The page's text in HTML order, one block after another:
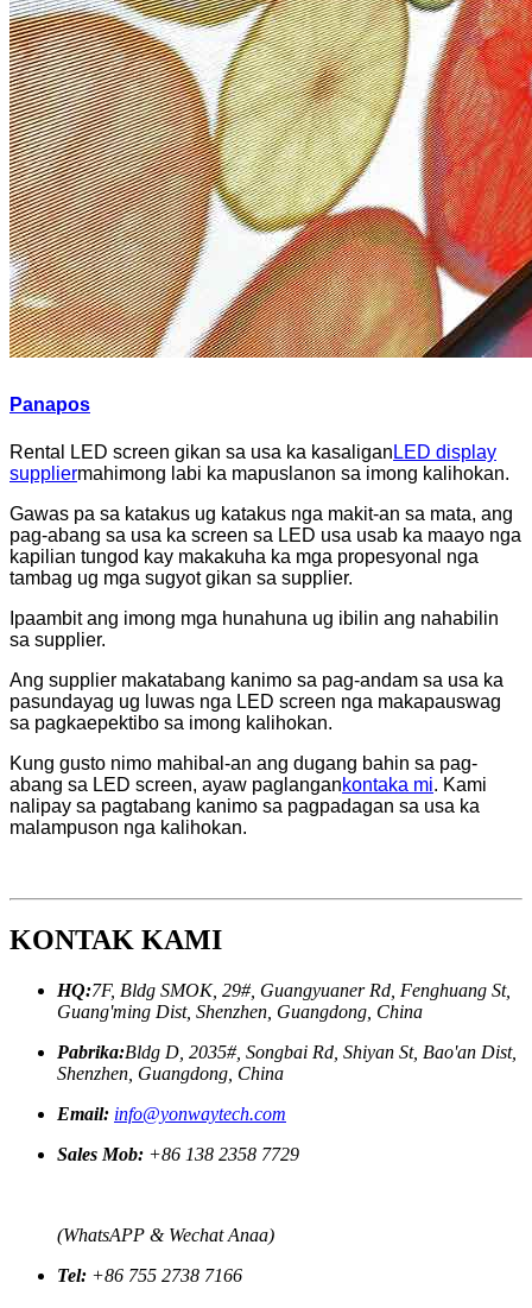
Panapos
Rental LED screen gikan sa usa ka kasaligan LED display
suppliermahimong labi ka mapuslanon sa imong kalihokan.
Gawas pa sa katakus ug katakus nga makit-an sa mata, ang
pag-abang sa usa ka screen sa LED usa usab ka maayo nga
kapilian tungod kay makakuha ka mga propesyonal nga
tambag ug mga sugyot gikan sa supplier.
Ipaambit ang imong mga hunahuna ug ibilin ang nahabilin
sa supplier.
Ang supplier makatabang kanimo sa pag-andam sa usa ka
pasundayag ug luwas nga LED screen nga makapauswag
sa pagkaepektibo sa imong kalihokan.
Kung gusto nimo mahibal-an ang dugang bahin sa pag-
abang sa LED screen, ayaw paglangankontaka mi. Kami
nalipay sa pagtabang kanimo sa pagpadagan sa usa ka
malampuson nga kalihokan.
KONTAK KAMI
HQ:7F, Bldg SMOK, 29#, Guangyuaner Rd, Fenghuang St,
Guang'ming Dist, Shenzhen, Guangdong, China
Pabrika:Bldg D, 2035#, Songbai Rd, Shiyan St, Bao'an Dist,
Shenzhen, Guangdong, China
Email: info@yonwaytech.com
Sales Mob: +86 138 2358 7729
(WhatsAPP & Wechat Anaa)
Tel: +86 755 2738 7166